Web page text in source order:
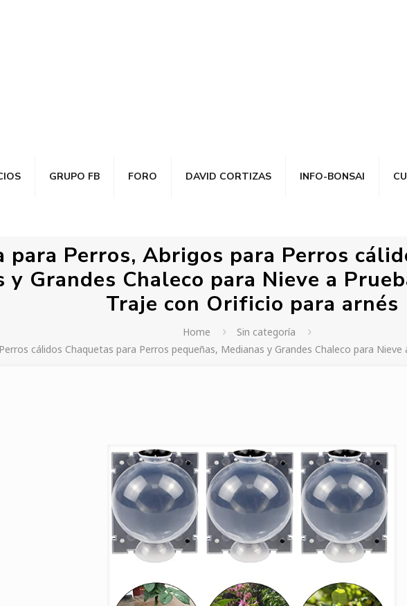
GRUPO FB FORO DAVID CORTIZAS INFO-BONSAI
para Perros, Abrigos para Perros
y Grandes Chaleco para Nieve a
Traje con Orificio para arnés
Home
Sin categoría
cálidos Chaquetas para Perros pequeñas, Medianas y Grandes Chaleco para